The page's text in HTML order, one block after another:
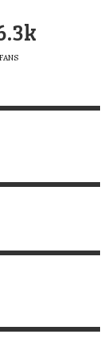
FANS